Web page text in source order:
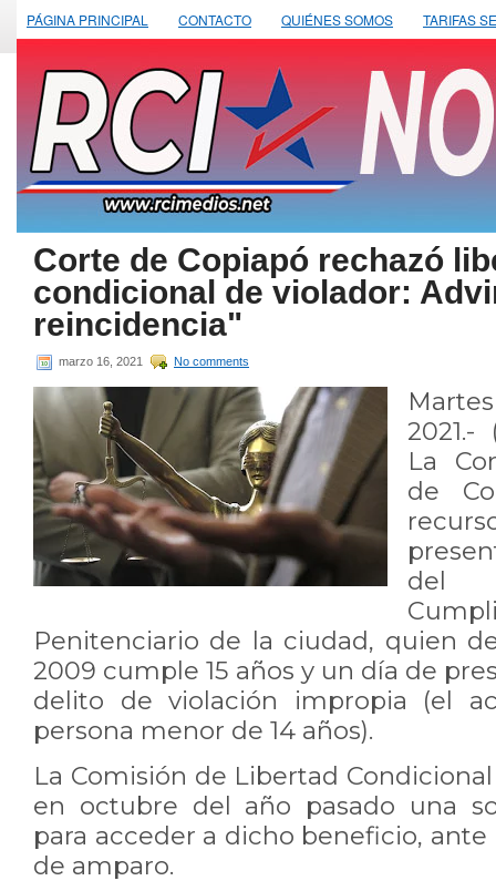
PÁGINA PRINCIPAL CONTACTO QUIÉNES SOMOS TARIFAS
Corte de Copiapó rechazó
condicional de violador:
reincidencia"
marzo 16, 2021 No comments
2021.-
La
de
del
Penitenciario de la ciudad, quien
2009 cumple 15 años y un día de
delito de violación impropia (el
persona menor de 14 años).
La Comisión de Libertad
en octubre del año pasado una
para acceder a dicho beneficio,
de amparo.